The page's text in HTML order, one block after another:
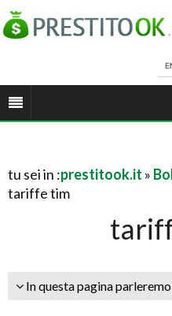
tu sei in :prestitook.it »
tariffe tim
In questa pagina